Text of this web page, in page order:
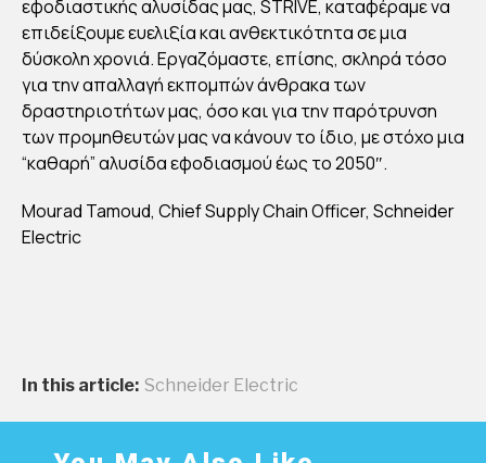
ΑΛΥ
ΩΝ
ΕΦ
ΑΣ
NE
εφοδιαστικής αλυσίδας μας, STRIVE, καταφέραμε να
επιδείξουμε ευελιξία και ανθεκτικότητα σε μια
δύσκολη χρονιά. Εργαζόμαστε, επίσης, σκληρά τόσο
για την απαλλαγή εκπομπών άνθρακα των
δραστηριοτήτων μας, όσο και για την παρότρυνση
των προμηθευτών μας να κάνουν το ίδιο, με στόχο μια
“καθαρή” αλυσίδα εφοδιασμού έως το 2050″.
Mourad Tamoud, Chief Supply Chain Officer, Schneider
Electric
In this article: Schneider Electric